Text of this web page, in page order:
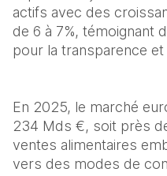
actifs avec des
de 6 à 7%, témoignant
pour la transparence et
En 2025, le marché
234 Mds €, soit près
ventes alimentaires
vers des modes de